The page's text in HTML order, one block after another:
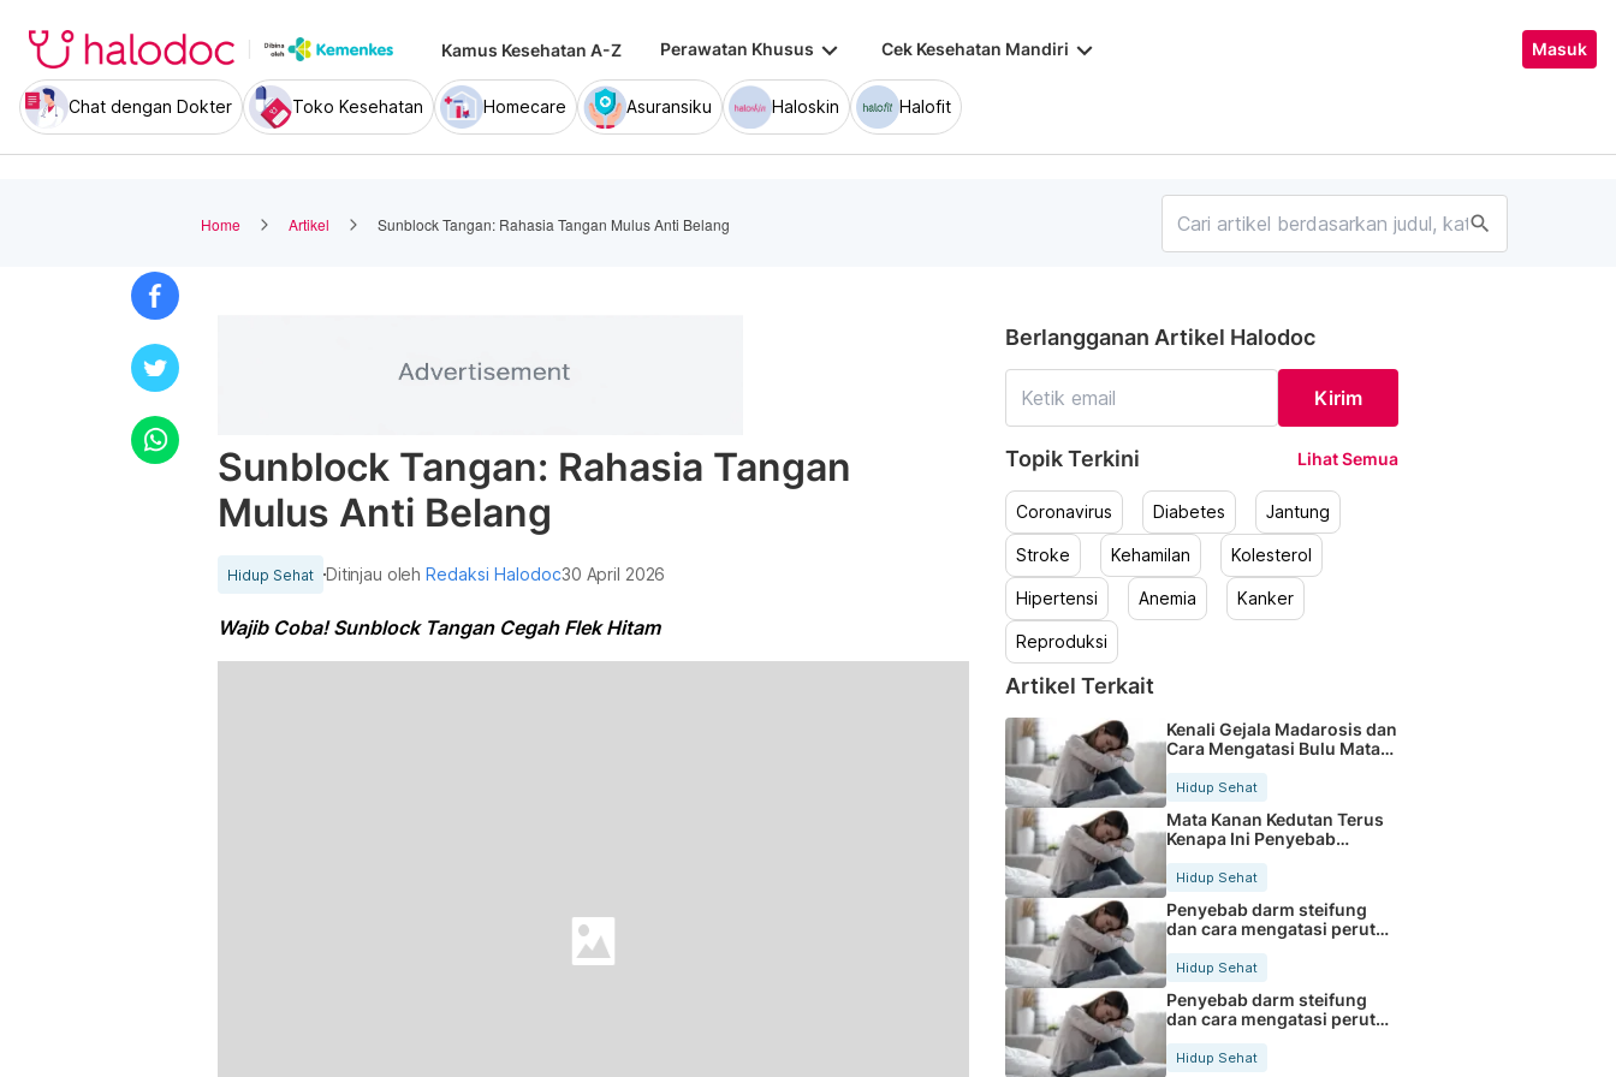
Kamus Kesehatan A-Z Perawatan Khusus keyboard_arrow_down Cek Kesehatan Mandiri keyboard_arrow_down Masuk
Chat dengan Dokter Toko Kesehatan Homecare Asuransiku Haloskin Halofit
Home Artikel Sunblock Tangan: Rahasia Tangan Mulus Anti Belang search
Sunblock Tangan: Rahasia Tangan
Mulus Anti Belang
Hidup Sehat Ditinjau olehRedaksi Halodoc30 April 2026
Wajib Coba! Sunblock Tangan Cegah Flek Hitam
Berlangganan Artikel Halodoc
Kirim
Topik Terkini Lihat Semua
Coronavirus Diabetes Jantung
Stroke Kehamilan Kolesterol
Hipertensi Anemia Kanker
Reproduksi
Artikel Terkait
Kenali Gejala Madarosis dan
Cara Mengatasi Bulu Mata
Hidup Sehat
Mata Kanan Kedutan Terus
Kenapa Ini Penyebab
Hidup Sehat
Penyebab darm steifung
dan cara mengatasi perut
Hidup Sehat
Penyebab darm steifung
dan cara mengatasi perut
Hidup Sehat